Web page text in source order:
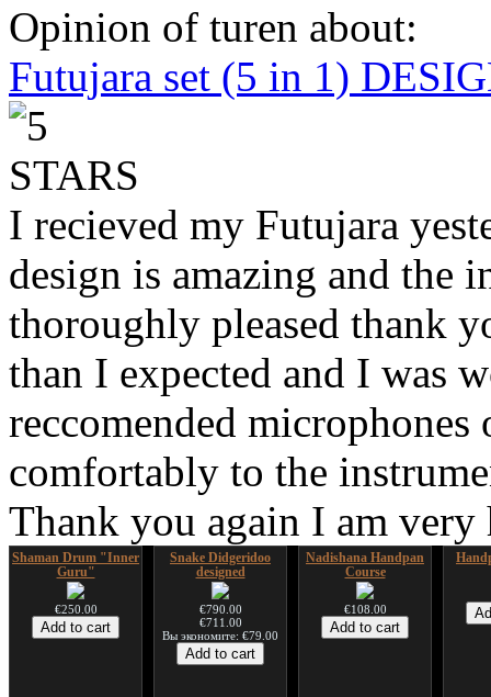
Opinion of turen about:
Futujara set (5 in 1)
I recieved my Futujara
design is amazing and the
thoroughly pleased thank
than I expected and I was
reccomended
comfortably to the
Thank you again I am
Shaman Drum "Inner
Guru"
€250.00
Snake Didgeridoo
designed
€790.00
€711.00
Вы экономите: €79.00
Nadishana Handpan
Course
€108.00